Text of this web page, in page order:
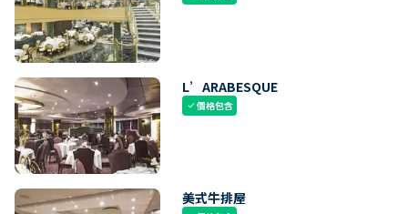
L’ARABESQUE
check價格包含
美式牛排屋